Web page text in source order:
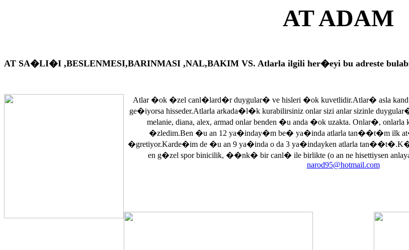
AT ADAM
AT SA�LI�I ,BESLENMESI,BARINMASI ,NAL,BAKIM VS. Atlarla ilgili her�eyi bu adreste
Atlar �ok �zel canl�lard�r duygular� ve hisleri �ok kuvetlidir.Atlar� asla
ge�iyorsa hisseder.Atlarla arkada�l�k kurabilirsiniz onlar sizi anlar sizinle
melanie, diana, alex, armad onlar benden �u anda �ok uzakta. Onlar�,
�zledim.Ben �u an 12 ya�inday�m be� ya�inda atlarla tan��t�m ilk
�gretiyor.Karde�im de �u an 9 ya�inda o da 3 ya�indayken atlarla
en g�zel spor binicilik, ��nk� bir canl� ile birlikte (o an ne hisettiysen
narod95@hotmail.com